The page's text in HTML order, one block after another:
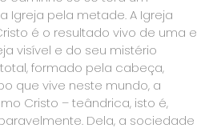
Igreja pela metade. A Igreja
é o resultado vivo de uma e
visível e do seu mistério
formado pela cabeça,
que vive neste mundo, a
Cristo – teândrica, isto é,
Dela, a sociedade